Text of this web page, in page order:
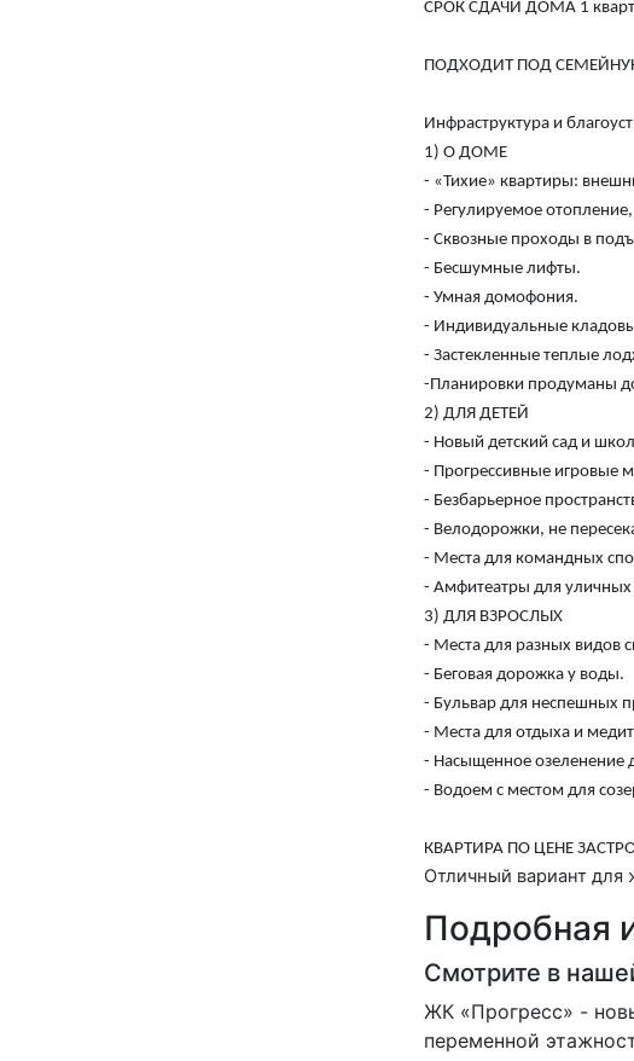
СРОК СДАЧИ ДОМА 1
ПОДХОДИТ ПОД
Инфраструктура и
1) О ДОМЕ
- «Тихие» квартиры:
- Регулируемое
- Сквозные проходы в
- Бесшумные лифты.
- Умная домофония.
- Индивидуальные
- Застекленные теплые
-Планировки продуманы
2) ДЛЯ ДЕТЕЙ
- Новый детский сад и
- Прогрессивные игровые
- Безбарьерное
- Велодорожки, не
- Места для командных
- Амфитеатры для уличных
3) ДЛЯ ВЗРОСЛЫХ
- Места для разных видов
- Беговая дорожка у воды.
- Бульвар для неспешных
- Места для отдыха и
- Насыщенное озеленение
- Водоем с местом для
КВАРТИРА ПО ЦЕНЕ
Отличный вариант для
Подробная
Смотрите в
ЖК «Прогресс» -
переменной